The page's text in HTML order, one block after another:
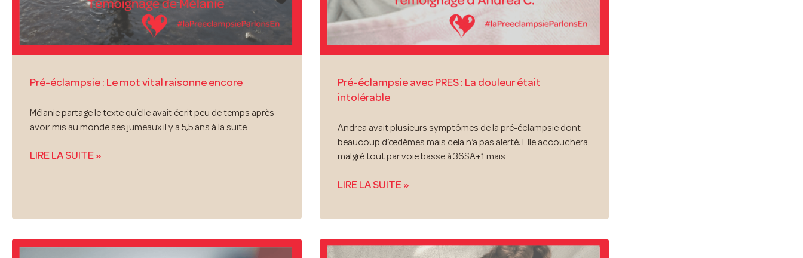
Pré-éclampsie : Le mot vital raisonne encore
Mélanie partage le texte qu’elle avait écrit peu de temps après
avoir mis au monde ses jumeaux il y a 5,5 ans à la suite
LIRE LA SUITE »
Pré-éclampsie avec PRES : La douleur était
intolérable
Andrea avait plusieurs symptômes de la pré-éclampsie dont
beaucoup d’œdèmes mais cela n’a pas alerté. Elle accouchera
malgré tout par voie basse à 36SA+1 mais
LIRE LA SUITE »